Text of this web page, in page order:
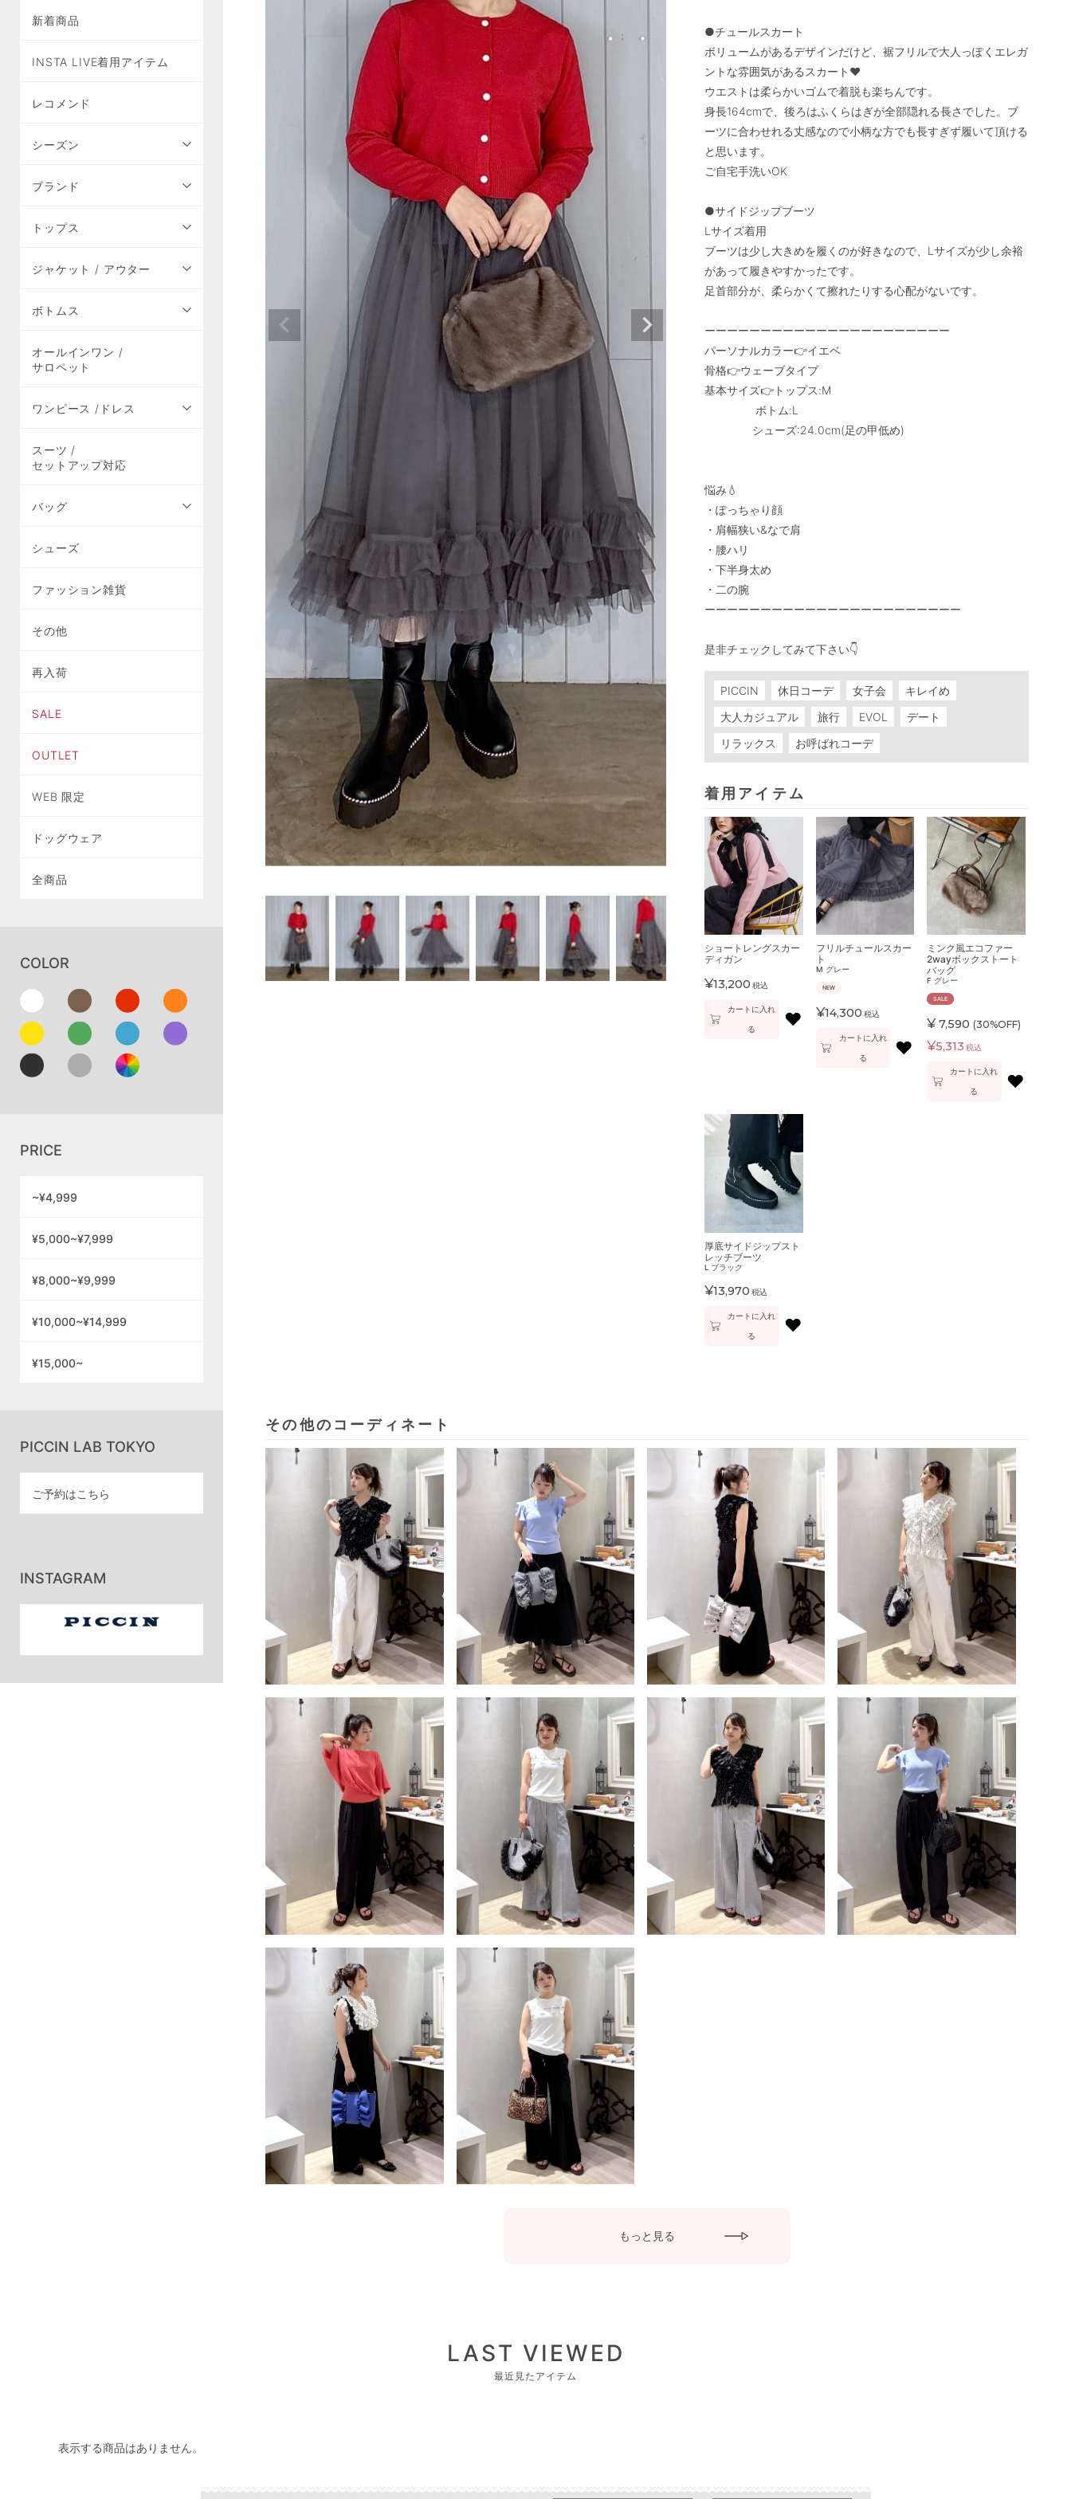
新着商品
INSTA LIVE着用アイテム
レコメンド
シーズン
ブランド
トップス
ジャケット / アウター
ボトムス
オールインワン /
サロペット
ワンピース /ドレス
スーツ /
セットアップ対応
バッグ
シューズ
ファッション雑貨
その他
再入荷
SALE
OUTLET
WEB 限定
ドッグウェア
全商品
COLOR
PRICE
~¥4,999
¥5,000~¥7,999
¥8,000~¥9,999
¥10,000~¥14,999
¥15,000~
PICCIN LAB TOKYO
ご予約はこちら
INSTAGRAM
●チュールスカート
ボリュームがあるデザインだけど、裾フリルで大人っぽくエレガ
ントな雰囲気があるスカート❤️
ウエストは柔らかいゴムで着脱も楽ちんです。
身長164cmで、後ろはふくらはぎが全部隠れる長さでした。ブ
ーツに合わせれる丈感なので小柄な方でも長すぎず履いて頂ける
と思います。
ご自宅手洗いOK
●サイドジップブーツ
Lサイズ着用
ブーツは少し大きめを履くのが好きなので、Lサイズが少し余裕
があって履きやすかったです。
足首部分が、柔らかくて擦れたりする心配がないです。
ーーーーーーーーーーーーーーーーーーーーーー
パーソナルカラー👉イエベ
骨格👉ウェーブタイプ
基本サイズ👉トップス:M
悩み💧
・ぽっちゃり顔
・肩幅狭い&なで肩
・腰ハリ
・下半身太め
・二の腕
ーーーーーーーーーーーーーーーーーーーーーーー
是非チェックしてみて下さい👇
PICCIN 休日コーデ 女子会
キレイめ
大人カジュアル
旅行 EVOL
デート
リラックス
お呼ばれコーデ
着用アイテム
ショートレングスカー
ディガン
¥13,200 税込
カートに入れ
る ♥
フリルチュールスカー
ト
M グレー
NEW
¥14,300 税込
カートに入れ
る ♥
ミンク風エコファー
2wayボックストート
バッグ
F グレー
SALE
¥ 7,590 (30%OFF)
¥5,313 税込
カートに入れ
る ♥
厚底サイドジップスト
レッチブーツ
L ブラック
¥13,970 税込
カートに入れ
る ♥
その他のコーディネート
もっと見る
LAST VIEWED
最近見たアイテム
表示する商品はありません。